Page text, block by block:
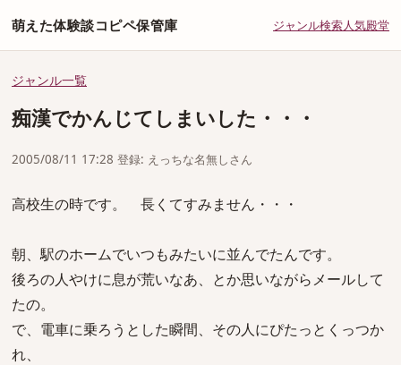
萌えた体験談コピペ保管庫 ジャンル検索人気殿堂
ジャンル一覧
痴漢でかんじてしまいした・・・
2005/08/11 17:28 登録: えっちな名無しさん
高校生の時です。 長くてすみません・・・
朝、駅のホームでいつもみたいに並んでたんです。
後ろの人やけに息が荒いなあ、とか思いながらメールして
たの。
で、電車に乗ろうとした瞬間、その人にぴたっとくっつか
れ、